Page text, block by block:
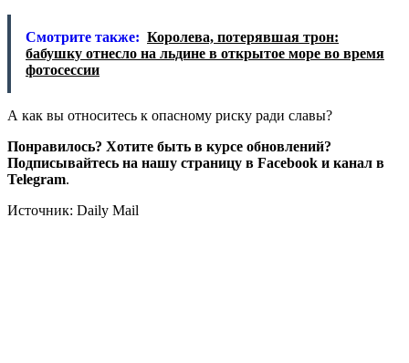
Смотрите также: Королева, потерявшая трон:
бабушку отнесло на льдине в открытое море во время
фотосессии
А как вы относитесь к опасному риску ради славы?
Понравилось? Хотите быть в курсе обновлений?
Подписывайтесь на нашу страницу в Facebook и канал в
Telegram.
Источник: Daily Mail